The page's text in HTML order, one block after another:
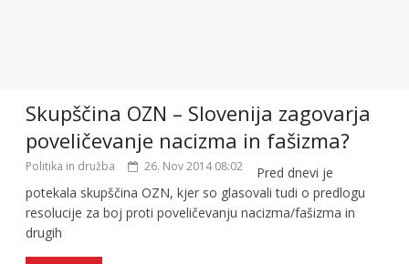
Skupščina OZN – Slovenija zagovarja
poveličevanje nacizma in fašizma?
Politika in družba 26. Nov 2014 08:02
Pred dnevi je
potekala skupščina OZN, kjer so glasovali tudi o predlogu
resolucije za boj proti poveličevanju nacizma/fašizma in
drugih